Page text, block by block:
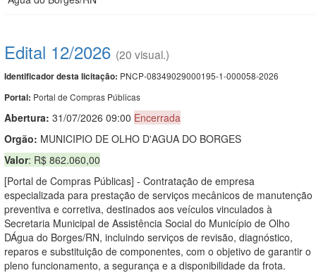
Edital 12/2026 (20 visual.)
Identificador desta licitação: PNCP-08349029000195-1-000058-2026
Portal: Portal de Compras Públicas
Abertura: 31/07/2026 09:00 Encerrada
Orgão: MUNICIPIO DE OLHO D'AGUA DO BORGES
Valor: R$ 862.060,00
[Portal de Compras Públicas] - Contratação de empresa
especializada para prestação de serviços mecânicos de manutenção
preventiva e corretiva, destinados aos veículos vinculados à
Secretaria Municipal de Assistência Social do Município de Olho
DÁgua do Borges/RN, incluindo serviços de revisão, diagnóstico,
reparos e substituição de componentes, com o objetivo de garantir o
pleno funcionamento, a segurança e a disponibilidade da frota.